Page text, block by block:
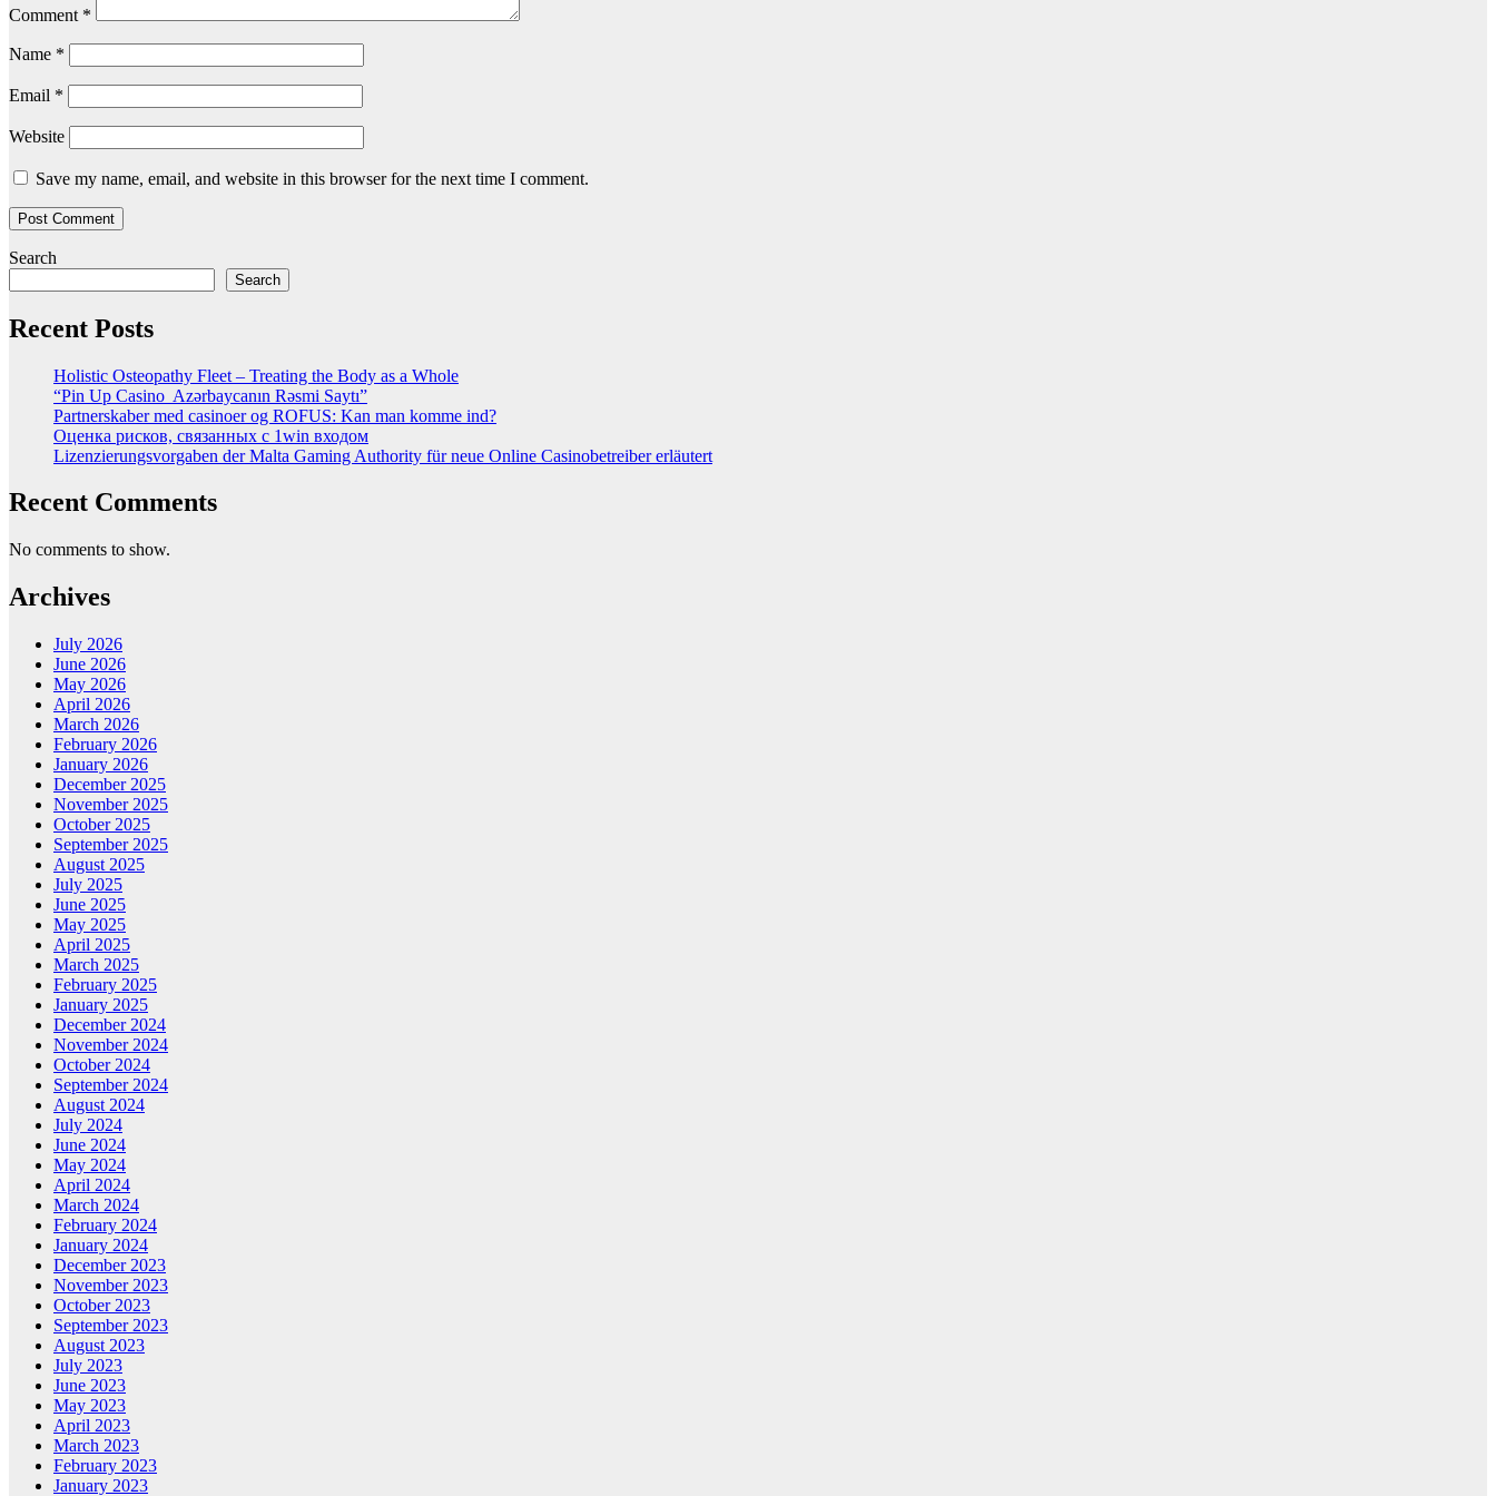
Comment *
Name *
Email *
Website
Save my name, email, and website in this browser for the next time I comment.
Search
Search
Recent Posts
Holistic Osteopathy Fleet – Treating the Body as a Whole
“Pin Up Casino ️ Azərbaycanın Rəsmi Saytı”
Partnerskaber med casinoer og ROFUS: Kan man komme ind?
Оценка рисков, связанных с 1win входом
Lizenzierungsvorgaben der Malta Gaming Authority für neue Online Casinobetreiber erläutert
Recent Comments
No comments to show.
Archives
July 2026
June 2026
May 2026
April 2026
March 2026
February 2026
January 2026
December 2025
November 2025
October 2025
September 2025
August 2025
July 2025
June 2025
May 2025
April 2025
March 2025
February 2025
January 2025
December 2024
November 2024
October 2024
September 2024
August 2024
July 2024
June 2024
May 2024
April 2024
March 2024
February 2024
January 2024
December 2023
November 2023
October 2023
September 2023
August 2023
July 2023
June 2023
May 2023
April 2023
March 2023
February 2023
January 2023